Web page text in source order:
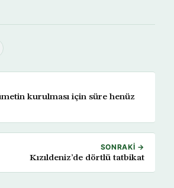
kurulması için süre henüz
SONRAKI →
Kızıldeniz’de dörtlü tatbikat